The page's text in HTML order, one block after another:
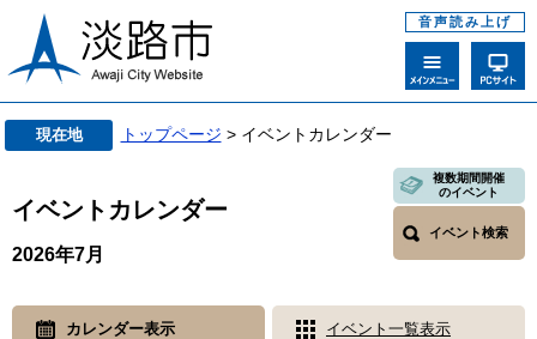
音声読み上げ
現在地 トップページ > イベントカレンダー
イベントカレンダー
複数期間開催
のイベント
イベント検索
2026年7月
カレンダー表示 イベント一覧表示